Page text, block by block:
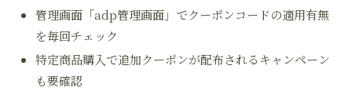
管理画面「adp管理画面」でクーポンコードの適用有無
を毎回チェック
特定商品購入で追加クーポンが配布されるキャンペーン
も要確認